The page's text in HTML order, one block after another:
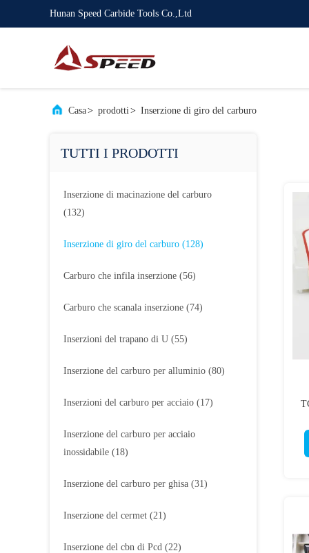
Hunan Speed Carbide Tools Co.,Ltd
Casa> prodotti> Inserzione di giro del carburo
TUTTI I PRODOTTI
Inserzione di macinazione del carburo
(132)
Inserzione di giro del carburo (128)
Carburo che infila inserzione (56)
Carburo che scanala inserzione (74)
Inserzioni del trapano di U (55)
Inserzione del carburo per alluminio (80)
Inserzioni del carburo per acciaio (17)
Inserzione del carburo per acciaio
inossidabile (18)
Inserzione del carburo per ghisa (31)
Inserzione del cermet (21)
Inserzione del cbn di Pcd (22)